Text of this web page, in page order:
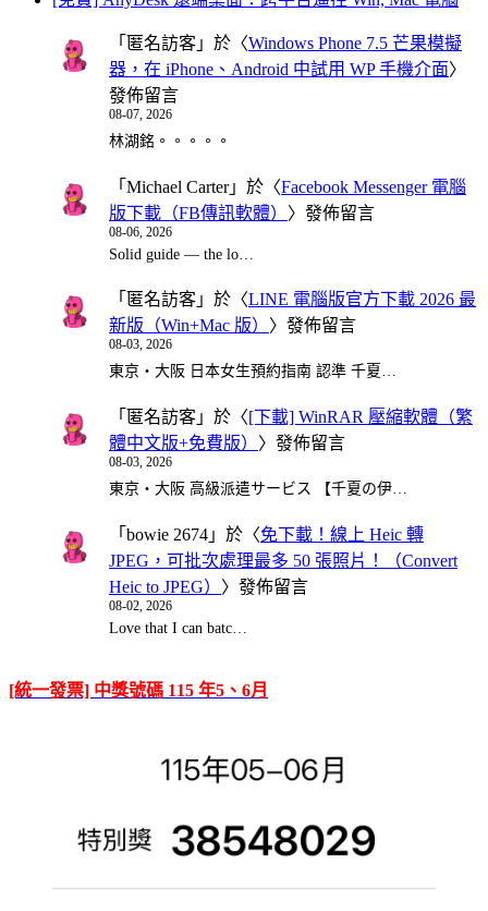
「 匿名訪客 」於〈Windows Phone 7.5 芒果模擬
器，在 iPhone、Android 中試用 WP 手機介面〉
發佈留言
08-07, 2026
林湖銘。。。。。
「 Michael Carter」於〈Facebook Messenger 電腦
版下載（FB傳訊軟體） 〉發佈留言
08-06, 2026
Solid guide — the lo…
「 匿名訪客 」於〈LINE 電腦版官方下載 2026 最
新版（Win+Mac 版） 〉發佈留言
08-03, 2026
東京・大阪 日本女生預約指南 認準 千夏…
「 匿名訪客 」於〈[下載] WinRAR 壓縮軟體（繁
體中文版+免費版） 〉發佈留言
08-03, 2026
東京・大阪 高級派遣サービス 【千夏の伊…
「 bowie 2674 」於〈免下載！線上 Heic 轉
JPEG，可批次處理最多 50 張照片！（Convert
Heic to JPEG） 〉發佈留言
08-02, 2026
Love that I can batc…
[統一發票] 中獎號碼 115 年5、6月